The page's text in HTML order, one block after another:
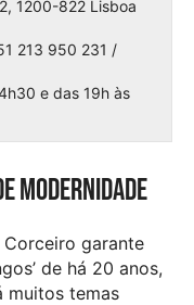
1200-822 Lisboa
213 950 231 /
e das 19h às
modernidade
Corceiro garante
de há 20 anos,
muitos temas